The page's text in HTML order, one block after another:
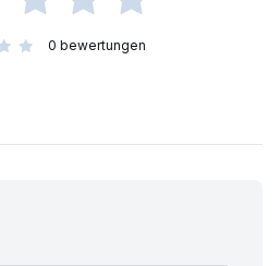
0 bewertungen